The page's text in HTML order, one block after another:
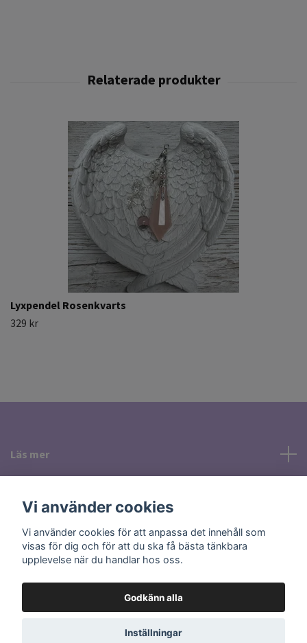
Lyxpendel Rosenkvarts
329 kr
Läs mer
© 2026 Holisticcare Smycken & Kristaller i UppsalaPowered by
Quickbutik
Vi använder cookies
Vi använder cookies för att anpassa det innehåll som
visas för dig och för att du ska få bästa tänkbara
upplevelse när du handlar hos oss.
Godkänn alla
Inställningar